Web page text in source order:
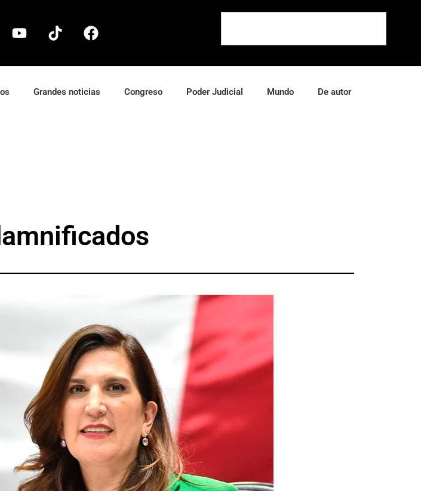
Grandes noticias Congreso Poder Judicial Mundo De autor